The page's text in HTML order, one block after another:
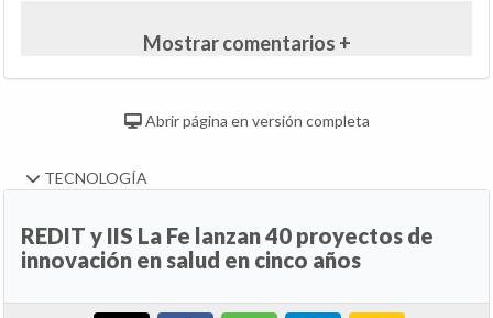
Mostrar comentarios +
Abrir página en versión completa
TECNOLOGÍA
REDIT y IIS La Fe lanzan 40 proyectos de
innovación en salud en cinco años